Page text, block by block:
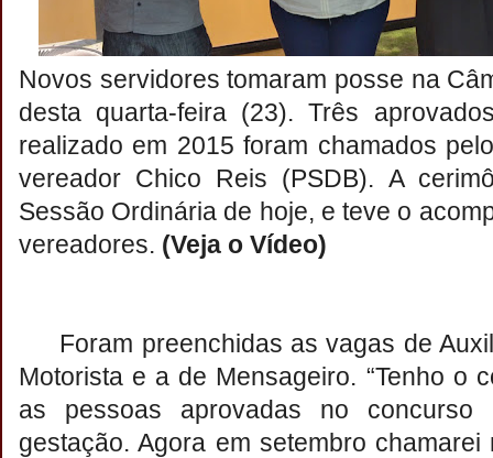
Novos servidores tomaram posse na
desta quarta-feira (23). Três
realizado em 2015 foram chamados
vereador Chico Reis (PSDB). A
Sessão Ordinária de hoje, e teve o
vereadores. (Veja o Vídeo)
Foram preenchidas as vagas de
Motorista e a de Mensageiro. “Tenho o
as pessoas aprovadas no
gestação. Agora em setembro